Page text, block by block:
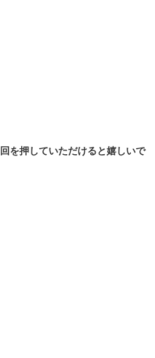
回を押していただけると嬉しいで